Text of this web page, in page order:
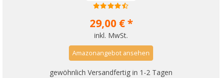
29,00 € *
inkl. MwSt.
Amazonangebot ansehen
gewöhnlich Versandfertig in 1-2 Tagen